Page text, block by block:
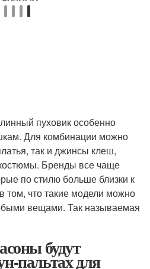
пуховик особенно
Для комбинации можно
так и джинсы клеш,
Бренды все чаще
по стилю больше близки к
том, что такие модели можно
вещами. Так называемая
будут
пальтах для